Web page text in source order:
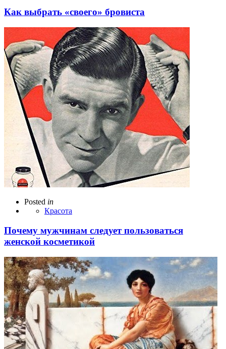
Как выбрать «своего» бровиста
Posted in
Красота
Почему мужчинам следует пользоваться
женской косметикой